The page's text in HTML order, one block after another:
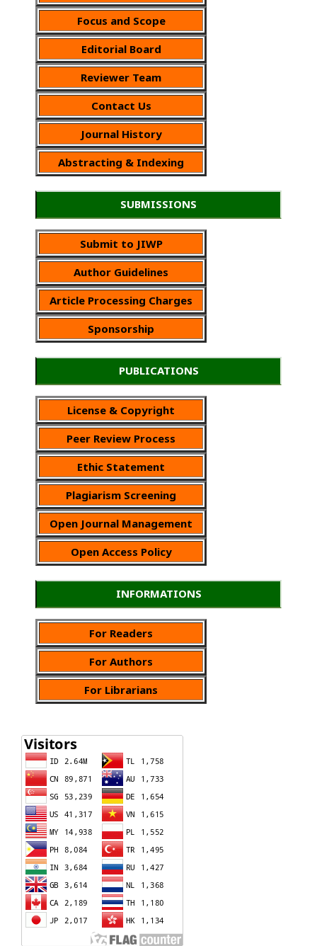
Focus and Scope
Editorial Board
Reviewer Team
Contact Us
Journal History
Abstracting & Indexing
SUBMISSIONS
Submit to JIWP
Author Guidelines
Article Processing Charges
Sponsorship
PUBLICATIONS
License & Copyright
Peer Review Process
Ethic Statement
Plagiarism Screening
Open Journal Management
Open Access Policy
INFORMATIONS
For Readers
For Authors
For Librarians